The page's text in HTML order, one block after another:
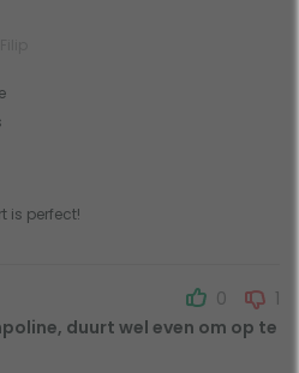
is perfect!
duurt wel even om op te
0 1